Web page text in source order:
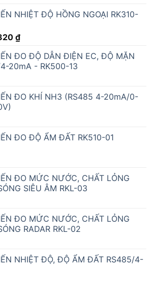
NHIỆT ĐỘ HỒNG NGOẠI RK310-
₫
ĐO ĐỘ DẪN ĐIỆN EC, ĐỘ MẶN
20mA - RK500-13
ĐO KHÍ NH3 (RS485 4-20mA/0-
ĐO ĐỘ ẨM ĐẤT RK510-01
ĐO MỨC NƯỚC, CHẤT LỎNG
SIÊU ÂM RKL-03
ĐO MỨC NƯỚC, CHẤT LỎNG
RADAR RKL-02
NHIỆT ĐỘ, ĐỘ ẨM ĐẤT RS485/4-